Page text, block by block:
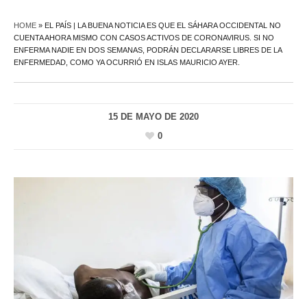
HOME » EL PAÍS | LA BUENA NOTICIA ES QUE EL SÁHARA OCCIDENTAL NO
CUENTA AHORA MISMO CON CASOS ACTIVOS DE CORONAVIRUS. SI NO
ENFERMA NADIE EN DOS SEMANAS, PODRÁN DECLARARSE LIBRES DE LA
ENFERMEDAD, COMO YA OCURRIÓ EN ISLAS MAURICIO AYER.
15 DE MAYO DE 2020
0